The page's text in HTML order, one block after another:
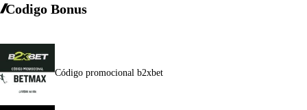
Codigo Bonus
Código promocional b2xbet